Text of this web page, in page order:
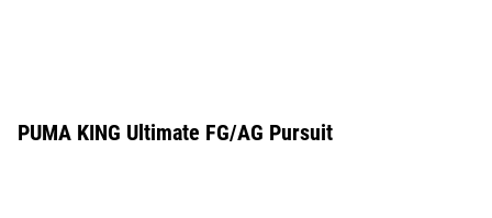
PUMA KING Ultimate FG/AG Pursuit